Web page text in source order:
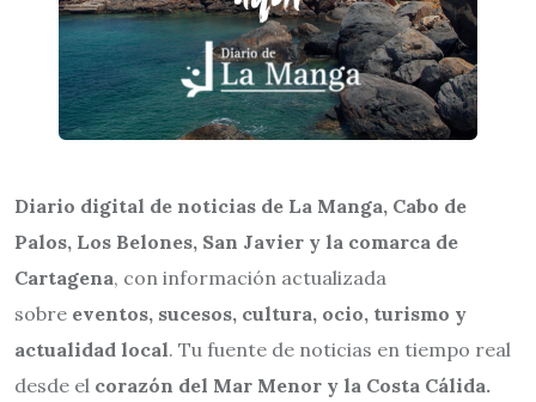
Diario digital de noticias de La Manga, Cabo de
Palos, Los Belones, San Javier y la comarca de
Cartagena, con información actualizada
sobre eventos, sucesos, cultura, ocio, turismo y
actualidad local. Tu fuente de noticias en tiempo real
desde el corazón del Mar Menor y la Costa Cálida.